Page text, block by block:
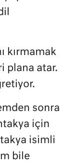
kırmamak
plana atar.
sonra
için
isimli
bile